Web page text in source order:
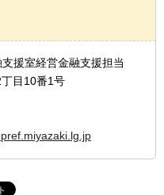
援室経営金融支援担当
目10番1号